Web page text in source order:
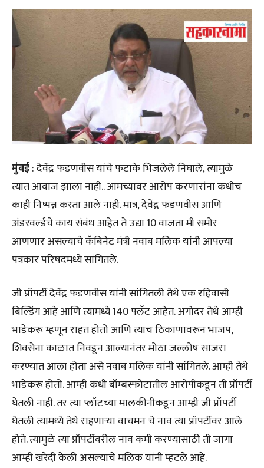
मुंबई: देवेंद्र फडणवीस यांचे फटाके भिजलेले निघाले, त्यामुळे
त्यात आवाज झाला नाही.. आमच्यावर आरोप करणारांना कधीच
काही निष्पन्न करता आले नाही. मात्र, देवेंद्र फडणवीस आणि
अंडरवर्ल्डचे काय संबंध आहेत ते उद्या 10 वाजता मी समोर
आणणार असल्याचे कॅबिनेट मंत्री नवाब मलिक यांनी आपल्या
पत्रकार परिषदमध्ये सांगितले.
जी प्रॉपर्टी देवेंद्र फडणवीस यांनी सांगितली तेथे एक रहिवासी
बिल्डिंग आहे आणि त्यामध्ये 140 फ्लॅट आहेत. अगोदर तेथे आम्ही
भाडेकरू म्हणून राहत होतो आणि त्याच ठिकाणावरून भाजप,
शिवसेना काळात निवडून आल्यानंतर मोठा जल्लोष साजरा
करण्यात आला होता असे नवाब मलिक यांनी सांगितले. आम्ही तेथे
भाडेकरू होतो. आम्ही कधी बॉम्बस्फोटातील आरोपींकडून ती प्रॉपर्टी
घेतली नाही. तर त्या प्लॉटच्या मालकीनीकडून आम्ही जी प्रॉपर्टी
घेतली त्यामध्ये तेथे राहणाऱ्या वाचमन चे नाव त्या प्रॉपर्टीवर आले
होते. त्यामुळे त्या प्रॉपर्टीवरील नाव कमी करण्यासाठी ती जागा
आम्ही खरेदी केली असल्याचे मलिक यांनी म्हटले आहे.